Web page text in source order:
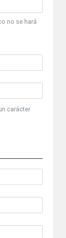
no se hará
carácter